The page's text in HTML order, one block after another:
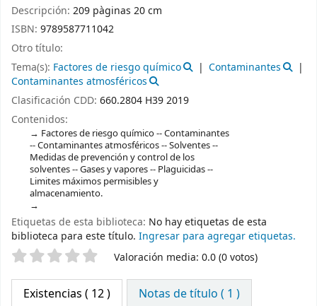
Descripción: 209 pàginas 20 cm
ISBN: 9789587711042
Otro título:
Tema(s): Factores de riesgo químico
Contaminantes
Contaminantes atmosféricos
Clasificación CDD: 660.2804 H39 2019
Contenidos:
Factores de riesgo químico -- Contaminantes
-- Contaminantes atmosféricos -- Solventes --
Medidas de prevención y control de los
solventes -- Gases y vapores -- Plaguicidas --
Limites máximos permisibles y
almacenamiento.
Etiquetas de esta biblioteca: No hay etiquetas de esta
biblioteca para este título. Ingresar para agregar etiquetas.
Valoración Valoración media: 0.0 (0 votos)
Existencias ( 12 )
Notas de título ( 1 )